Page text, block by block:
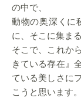
の中で、
動物の奥深くに
に、そこに集ま
そこで、これか
きている存在』
ている美しさに
こうと思います。